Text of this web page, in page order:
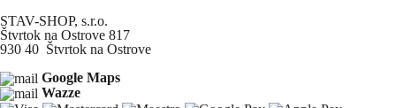
STAV-SHOP, s.r.o.
Štvrtok na Ostrove 817
930 40 Štvrtok na Ostrove
Google Maps
Wazze